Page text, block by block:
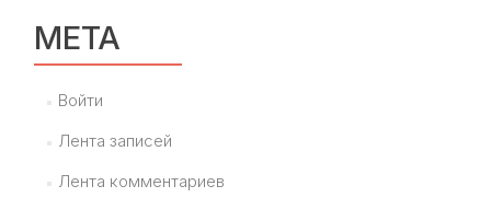
МЕТА
Войти
Лента записей
Лента комментариев